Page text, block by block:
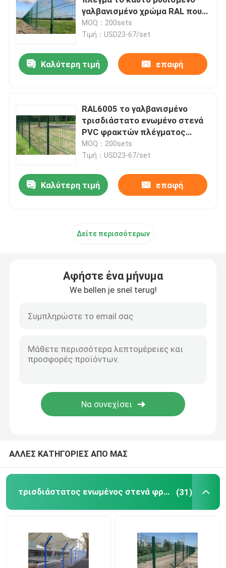
τρισδιάστατος ενωμένος στενά φράκτης καλωδίων
Δύο συρματόσχοινα συγκολλημένα φράχτη
358 αντι αναρριχηθείτε στο φράκτη
Σωληνοειδής φράκτης χάλυβα
Περίφραξη ασφαλείας αεροδρομίου
Πυρίμαχη ύλη Hexmesh
Τραβήξτε την αλυσίδα Harrow
Κιβώτιο Gabion
κιγκλίδωμα φραγμών χάλυβα
γαλβανισμένο χρώμα RAL που
προσαρμόζεται που
περιφράζει
MOQ：200sets
Τιμή：USD23-67/set
Καλύτερη τιμή επαφή
RAL6005 το γαλβανισμένο
τρισδιάστατο ενωμένο στενά
PVC φρακτών πλέγματος
καλωδίων έντυσε τις
τρισδιάστατες επιτροπές
MOQ：200sets
Τιμή：USD23-67/set
Καλύτερη τιμή επαφή
Δείτε περισσότερων
Αφήστε ένα μήνυμα
We bellen je snel terug!
ΑΛΛΕΣ ΚΑΤΗΓΟΡΙΕΣ ΑΠΟ ΜΑΣ
τρισδιάστατος ενωμένος στενά φράκτης καλωδίων (31)